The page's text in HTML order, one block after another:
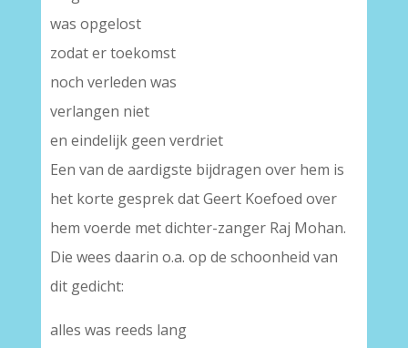
was opgelost
zodat er toekomst
noch verleden was
verlangen niet
en eindelijk geen verdriet
Een van de aardigste bijdragen over hem is
het korte gesprek dat Geert Koefoed over
hem voerde met dichter-zanger Raj Mohan.
Die wees daarin o.a. op de schoonheid van
dit gedicht:
alles was reeds lang